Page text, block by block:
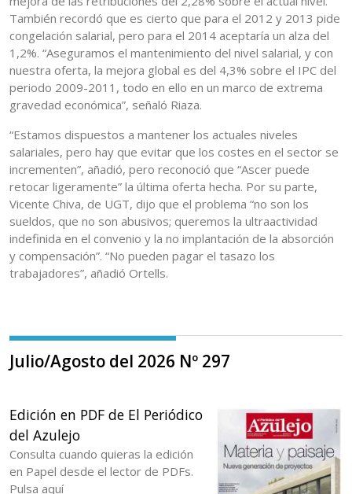
También recordó que es cierto que para el 2012 y 2013 pide
congelación salarial, pero para el 2014 aceptaría un alza del
1,2%. “Aseguramos el mantenimiento del nivel salarial, y con
nuestra oferta, la mejora global es del 4,3% sobre el IPC del
periodo 2009-2011, todo en ello en un marco de extrema
gravedad económica”, señaló Riaza.
“Estamos dispuestos a mantener los actuales niveles
salariales, pero hay que evitar que los costes en el sector se
incrementen”, añadió, pero reconoció que “Ascer puede
retocar ligeramente” la última oferta hecha. Por su parte,
Vicente Chiva, de UGT, dijo que el problema “no son los
sueldos, que no son abusivos; queremos la ultraactividad
indefinida en el convenio y la no implantación de la absorción
y compensación”. “No pueden pagar el tasazo los
trabajadores”, añadió Ortells.
Julio/Agosto del 2026 Nº 297
Edición en PDF de El Periódico
del Azulejo
Consulta cuando quieras la edición
en Papel desde el lector de PDFs.
Pulsa aquí